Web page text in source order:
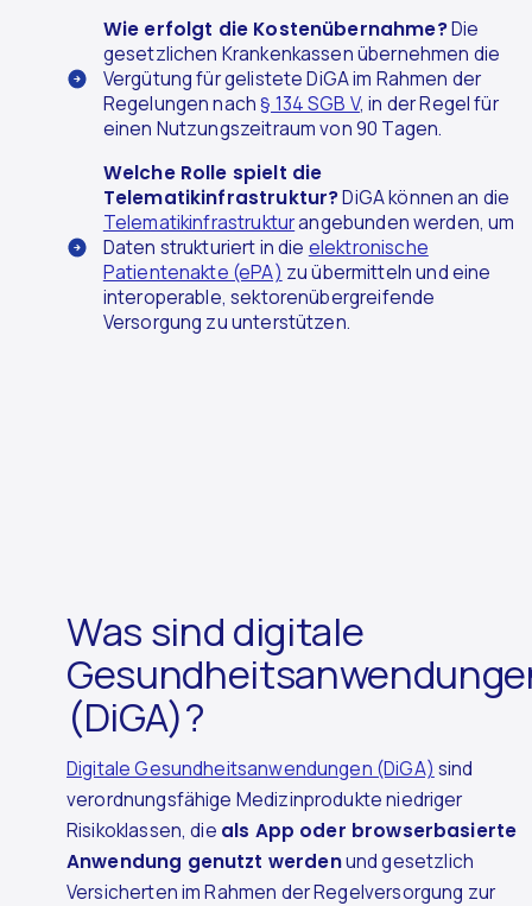
Wie erfolgt die Kostenübernahme?Die
gesetzlichen Krankenkassen übernehmen die
Vergütung für gelistete DiGA im Rahmen der
Regelungen nach§ 134 SGB V, in der Regel für
einen Nutzungszeitraum von 90 Tagen.
Welche Rolle spielt die
Telematikinfrastruktur?DiGA können an die
Telematikinfrastrukturangebunden werden, um
Daten strukturiert in die elektronische
Patientenakte (ePA) zu übermitteln und eine
interoperable, sektorenübergreifende
Versorgung zu unterstützen.
Was sind digitale
(DiGA)?
Digitale Gesundheitsanwendungen (DiGA) sind
verordnungsfähige Medizinprodukte niedriger
Risikoklassen, die als App oder browserbasierte
Anwendung genutzt werdenund gesetzlich
Versicherten im Rahmen der Regelversorgung zur